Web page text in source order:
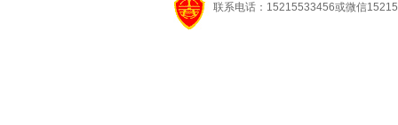
联系电话：15215533456或微信